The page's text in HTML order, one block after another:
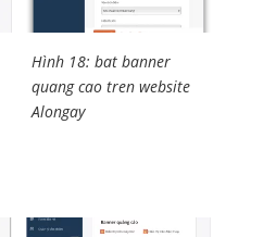
Hình 18: bat banner
quang cao tren website
Alongay